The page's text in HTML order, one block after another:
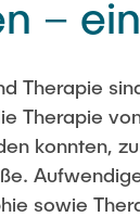
–
Therapie
Therapie
konnten,
sowie